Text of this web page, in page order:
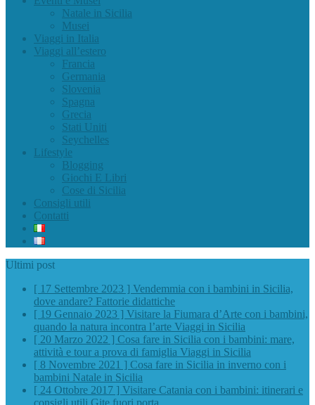
Natale in Sicilia
Musei
Viaggi in Italia
Viaggi all’estero
Francia
Germania
Slovenia
Spagna
Grecia
Stati Uniti
Seychelles
Lifestyle
Blogging
Giochi E Libri
Cose di Sicilia
Consigli utili
Contatti
Ultimi post
[ 17 Settembre 2023 ] Vendemmia con i bambini in Sicilia,
dove andare? Fattorie didattiche
[ 19 Gennaio 2023 ] Visitare la Fiumara d’Arte con i bambini,
quando la natura incontra l’arte Viaggi in Sicilia
[ 20 Marzo 2022 ] Cosa fare in Sicilia con i bambini: mare,
attività e tour a prova di famiglia Viaggi in Sicilia
[ 8 Novembre 2021 ] Cosa fare in Sicilia in inverno con i
bambini Natale in Sicilia
[ 24 Ottobre 2017 ] Visitare Catania con i bambini: itinerari e
consigli utili Gite fuori porta